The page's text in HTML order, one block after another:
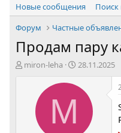
Новые сообщения
Форум
Частные
Продам пару
А
miron-leha
Д
т
28.11.2025
M